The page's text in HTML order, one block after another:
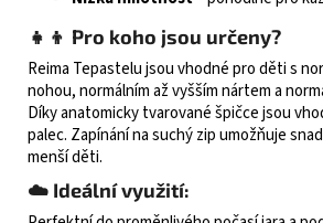
👧👦 Pro koho jsou určeny?
Reima Tepastelu jsou vhodné pro děti s
nohou, normálním až vyšším nártem a
Díky anatomicky tvarované špičce jsou
palec. Zapínání na suchý zip umožňuje
menší děti.​
☁️ Ideální využití: